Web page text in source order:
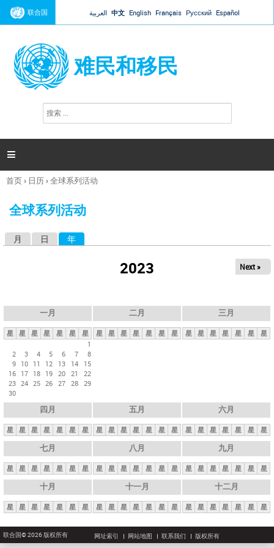
Jump to navigation
联合国 العربية 中文 English Français Русский Español
难民和移民
搜
索

你
这
首页› 日历›全球系列活动
全球系列活动
月 日 年
2023 Next »
一月
星 星 星 星 星 星
星
1
2
3 4 5 6 7
8
9 10 11 12 13 14
15
16 17 18 19 20 21
22
23 24 25 26 27 28 29
30
二月
星 星 星 星 星 星 星
三月
星 星 星 星 星 星 星
四月
星 星 星 星 星 星 星
五月
星 星 星 星 星 星 星
六月
星 星 星 星 星 星 星
七月
星 星 星 星 星 星 星
八月
星 星 星 星 星 星 星
九月
星 星 星 星 星 星 星
十月
星 星 星 星 星 星 星
十一月
星 星 星 星 星 星 星
十二月
星 星 星 星 星 星 星
联合国© 2026 版权所有 网址索引 网站地图 联系我们 版权所有